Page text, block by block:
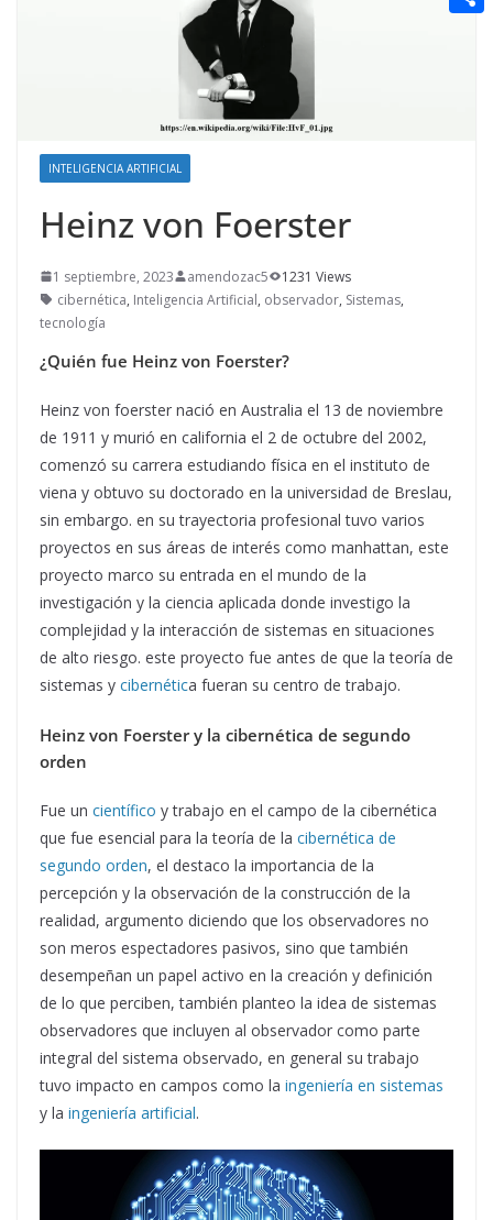
INTELIGENCIA ARTIFICIAL
Heinz von Foerster
1 septiembre, 2023 amendozac5
1231 Views
cibernética, Inteligencia Artificial, observador, Sistemas,
tecnología
¿Quién fue Heinz von Foerster?
Heinz von foerster nació en Australia el 13 de noviembre
de 1911 y murió en california el 2 de octubre del 2002,
comenzó su carrera estudiando física en el instituto de
viena y obtuvo su doctorado en la universidad de Breslau,
sin embargo. en su trayectoria profesional tuvo varios
proyectos en sus áreas de interés como manhattan, este
proyecto marco su entrada en el mundo de la
investigación y la ciencia aplicada donde investigo la
complejidad y la interacción de sistemas en situaciones
de alto riesgo. este proyecto fue antes de que la teoría de
sistemas y cibernética fueran su centro de trabajo.
Heinz von Foerster y la cibernética de segundo
orden
Fue un científico y trabajo en el campo de la cibernética
que fue esencial para la teoría de la cibernética de
segundo orden, el destaco la importancia de la
percepción y la observación de la construcción de la
realidad, argumento diciendo que los observadores no
son meros espectadores pasivos, sino que también
desempeñan un papel activo en la creación y definición
de lo que perciben, también planteo la idea de sistemas
observadores que incluyen al observador como parte
integral del sistema observado, en general su trabajo
tuvo impacto en campos como la ingeniería en sistemas
y la ingeniería artificial.
n
a